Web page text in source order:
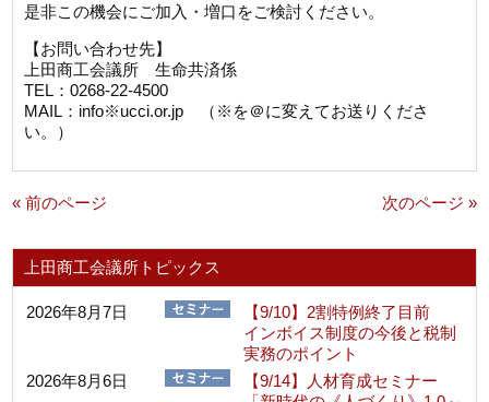
是非この機会にご加入・増口をご検討ください。
【お問い合わせ先】
上田商工会議所 生命共済係
TEL：0268-22-4500
MAIL：info※ucci.or.jp （※を＠に変えてお送りくださ
い。）
« 前のページ 次のページ »
上田商工会議所トピックス
2026年8月7日
【9/10】2割特例終了目前
インボイス制度の今後と税制
実務のポイント
2026年8月6日
【9/14】人材育成セミナー